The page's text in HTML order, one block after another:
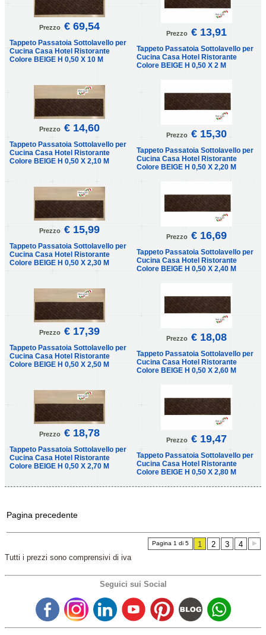
Prezzo € 69,54
Tappeto Passatoia Sottolavello per
Cucina Casa Hotel Ristorante
Colore BEIGE H 0,50 X 10 M
Prezzo € 13,91
Tappeto Passatoia Sottolavello per
Cucina Casa Hotel Ristorante
Colore BEIGE H 0,50 X 2 M
Prezzo € 14,60
Tappeto Passatoia Sottolavello per
Cucina Casa Hotel Ristorante
Colore BEIGE H 0,50 X 2,10 M
Prezzo € 15,30
Tappeto Passatoia Sottolavello per
Cucina Casa Hotel Ristorante
Colore BEIGE H 0,50 X 2,20 M
Prezzo € 15,99
Tappeto Passatoia Sottolavello per
Cucina Casa Hotel Ristorante
Colore BEIGE H 0,50 X 2,30 M
Prezzo € 16,69
Tappeto Passatoia Sottolavello per
Cucina Casa Hotel Ristorante
Colore BEIGE H 0,50 X 2,40 M
Prezzo € 17,39
Tappeto Passatoia Sottolavello per
Cucina Casa Hotel Ristorante
Colore BEIGE H 0,50 X 2,50 M
Prezzo € 18,08
Tappeto Passatoia Sottolavello per
Cucina Casa Hotel Ristorante
Colore BEIGE H 0,50 X 2,60 M
Prezzo € 18,78
Tappeto Passatoia Sottolavello per
Cucina Casa Hotel Ristorante
Colore BEIGE H 0,50 X 2,70 M
Prezzo € 19,47
Tappeto Passatoia Sottolavello per
Cucina Casa Hotel Ristorante
Colore BEIGE H 0,50 X 2,80 M
Pagina precedente
Pagina 1 di 5 1 2 3
4
Tutti i prezzi sono comprensivi di iva
Seguici sui Social